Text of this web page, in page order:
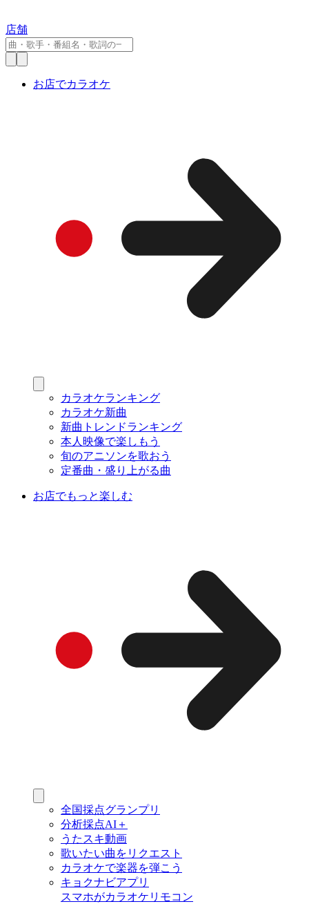
店舗
お店でカラオケ
カラオケランキング
カラオケ新曲
新曲トレンドランキング
本人映像で楽しもう
旬のアニソンを歌おう
定番曲・盛り上がる曲
お店でもっと楽しむ
全国採点グランプリ
分析採点AI＋
うたスキ動画
歌いたい曲をリクエスト
カラオケで楽器を弾こう
キョクナビアプリ
スマホがカラオケリモコン